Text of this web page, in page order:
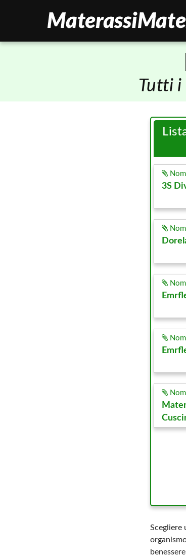
Tutti i
3S
Scegliere